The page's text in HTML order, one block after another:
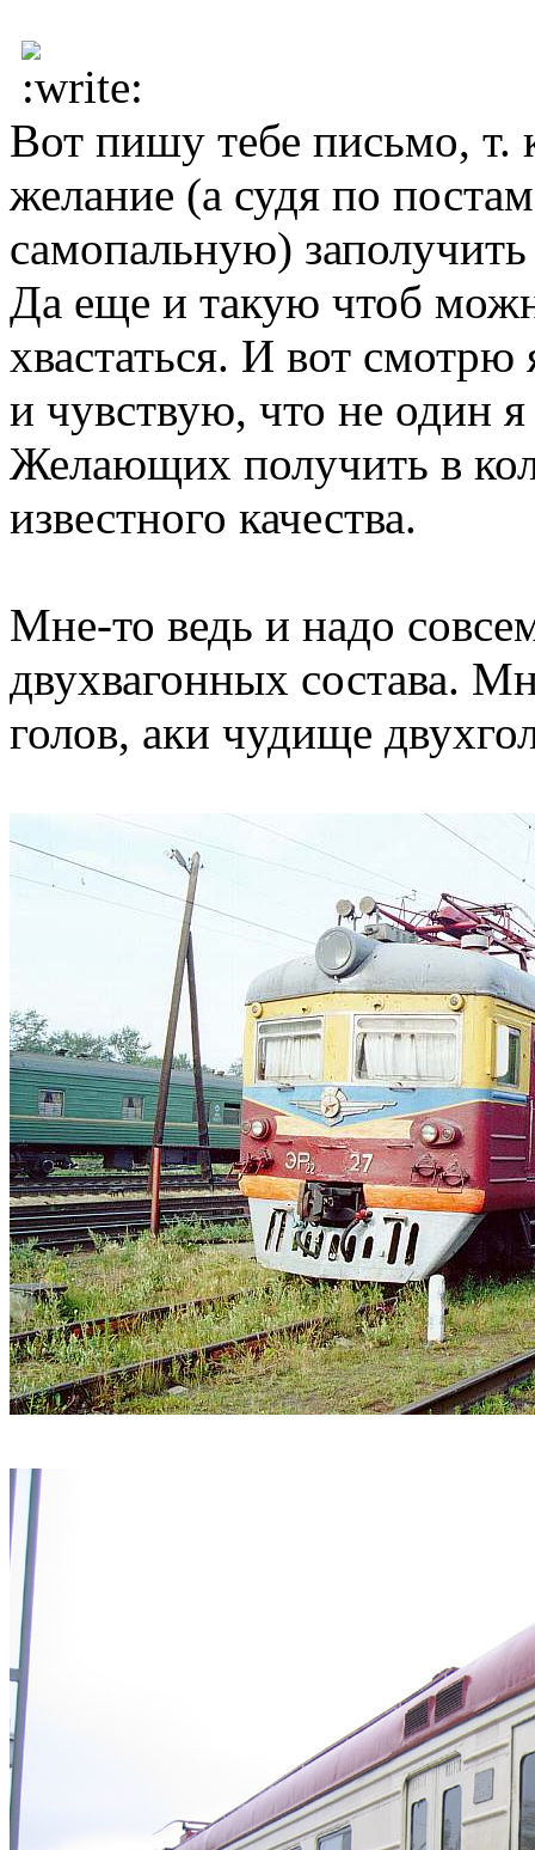
Вот пишу тебе письмо, т.
желание (а судя по
самопальную)
Да еще и такую чтоб
хвастаться. И вот
и чувствую, что не один
Желающих получить в
известного качества.
Мне-то ведь и надо
двухвагонных состава.
голов, аки чудище